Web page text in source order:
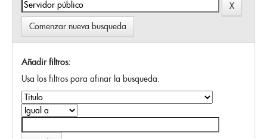
Comenzar nueva busqueda
Añadir filtros:
Usa los filtros para afinar la busqueda.